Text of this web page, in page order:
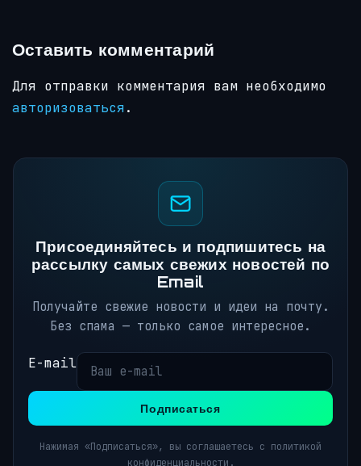
Оставить комментарий
Для отправки комментария вам необходимо
авторизоваться.
Присоединяйтесь и подпишитесь на
рассылку самых свежих новостей по
Email
Получайте свежие новости и идеи на почту.
Без спама — только самое интересное.
E-mail
Подписаться
Нажимая «Подписаться», вы соглашаетесь с политикой
конфиденциальности.